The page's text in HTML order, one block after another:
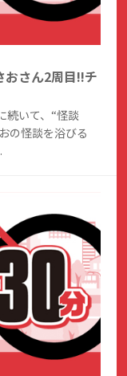
さん2周目!!チ
続いて、“怪談
の怪談を浴びる